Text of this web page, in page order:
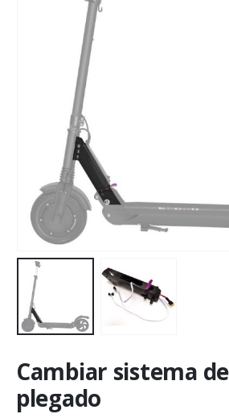
Cambiar sistema de
plegado